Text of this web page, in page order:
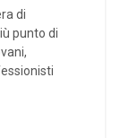
di
punto di